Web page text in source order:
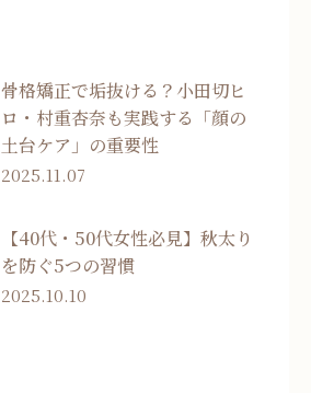
骨格矯正で垢抜ける？小田切ヒ
ロ・村重杏奈も実践する「顔の
土台ケア」の重要性
2025.11.07
【40代・50代女性必見】秋太り
を防ぐ5つの習慣
2025.10.10